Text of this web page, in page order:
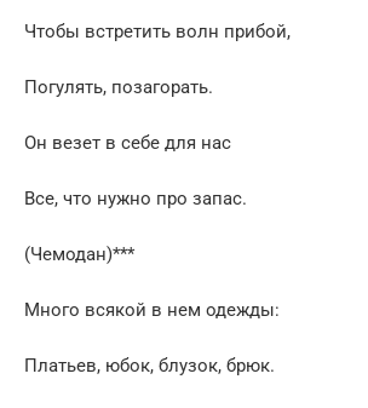
Чтобы встретить волн прибой,
Погулять, позагорать.
Он везет в себе для нас
Все, что нужно про запас.
(Чемодан)***
Много всякой в нем одежды:
Платьев, юбок, блузок, брюк.